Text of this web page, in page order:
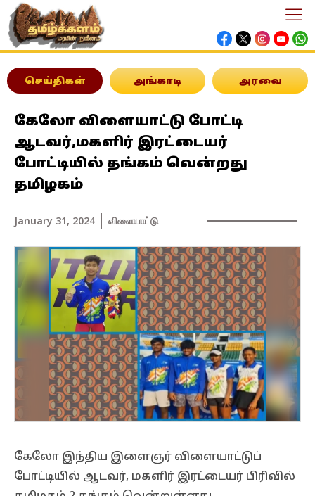
செய்திகள் அங்காடி அரவை
கேலோ விளையாட்டு போட்டி
ஆடவர்,மகளிர் இரட்டையர்
போட்டியில் தங்கம் வென்றது
தமிழகம்
January 31, 2024 விளையாட்டு
கேலோ இந்திய இளைஞர் விளையாட்டுப்
போட்டியில் ஆடவர், மகளிர் இரட்டையர் பிரிவில்